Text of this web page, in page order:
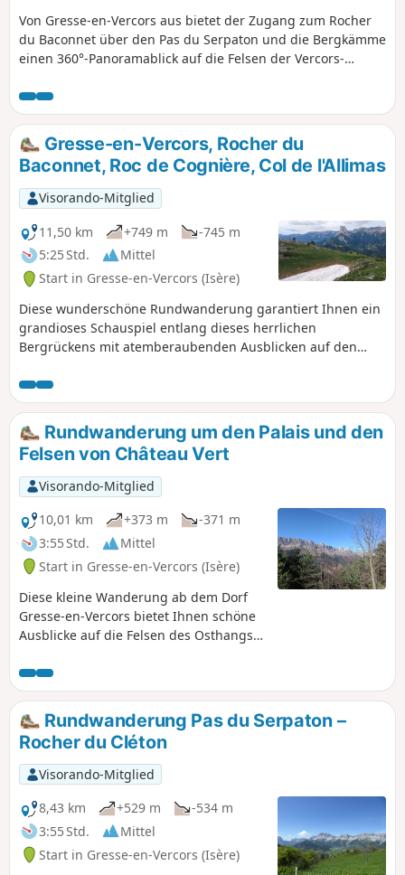
Von Gresse-en-Vercors aus bietet der Zugang zum Rocher
du Baconnet über den Pas du Serpaton und die Bergkämme
einen 360°-Panoramablick auf die Felsen der Vercors-
Massive von Dévoluy und Écrins im Osten und die Massive
von Chartreuse und Belledonne im Norden.
Gresse-en-Vercors, Rocher du
Baconnet, Roc de Cognière, Col de l'Allimas
Visorando-Mitglied
11,50 km
+749 m
-745 m
5:25 Std.
Mittel
Start in Gresse-en-Vercors (Isère)
Diese wunderschöne Rundwanderung garantiert Ihnen ein
grandioses Schauspiel entlang dieses herrlichen
Bergrückens mit atemberaubenden Ausblicken auf den
Aiguille sowie das Trièves mit dem Obiou und dem Grand
Ferrand bis hin zu den Gebirgsmassiven des Oisans,
Taillefer und sogar Belledonne.
Rundwanderung um den Palais und den
Felsen von Château Vert
Visorando-Mitglied
10,01 km
+373 m
-371 m
3:55 Std.
Mittel
Start in Gresse-en-Vercors (Isère)
Diese kleine Wanderung ab dem Dorf
Gresse-en-Vercors bietet Ihnen schöne
Ausblicke auf die Felsen des Osthangs
Moucherolle und weiter auf den
Serpaton und den Rocher du Baconnet.
Die Route, die oft durch den Wald führt,
ermöglicht es Ihnen zudem, zwei kleine,
recht kuriose Gipfel zu entdecken: Le
Palais und Château Vert, kleine Felsen,
die aus einem herrlichen Wald
herausragen.
Rundwanderung Pas du Serpaton –
Rocher du Cléton
Visorando-Mitglied
8,43 km
+529 m
-534 m
3:55 Std.
Mittel
Start in Gresse-en-Vercors (Isère)